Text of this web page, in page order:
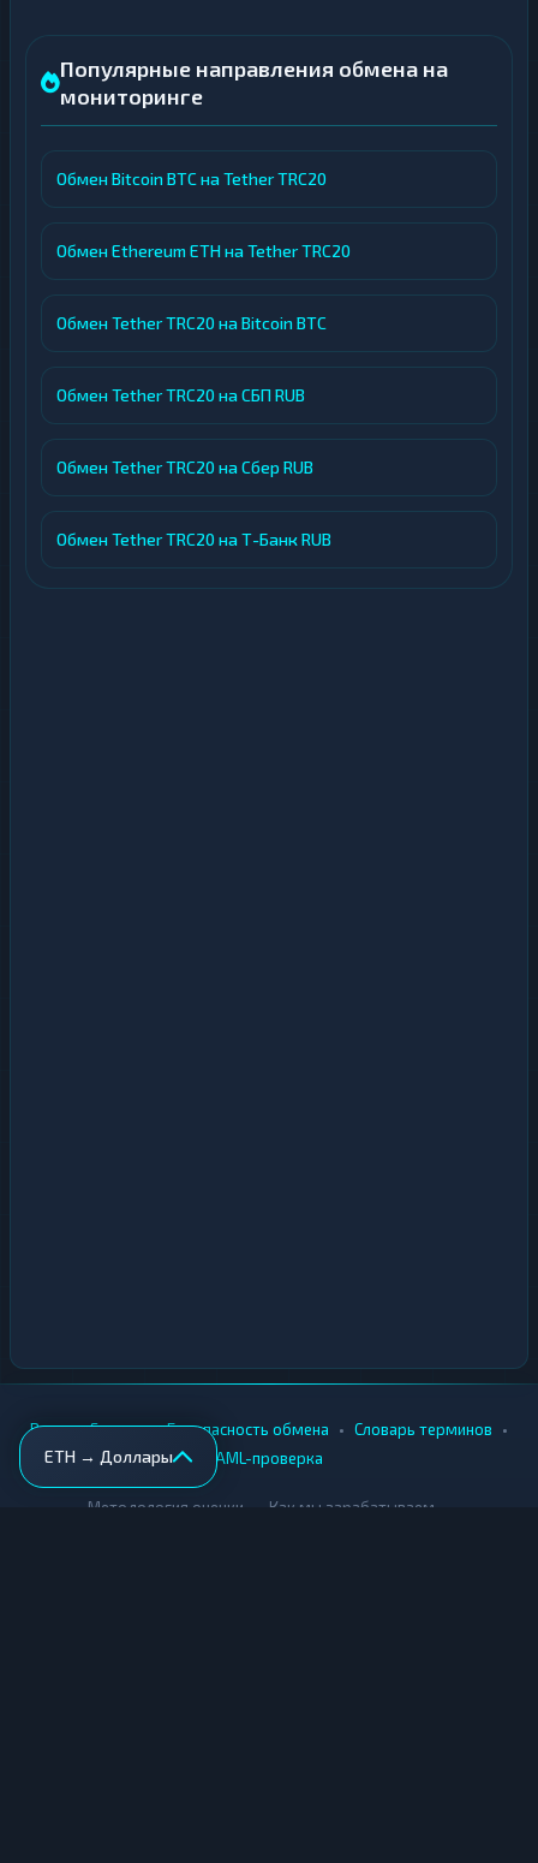
Популярные направления обмена на
мониторинге
Обмен Bitcoin BTC на Tether TRC20
Обмен Ethereum ETH на Tether TRC20
Обмен Tether TRC20 на Bitcoin BTC
Обмен Tether TRC20 на СБП RUB
Обмен Tether TRC20 на Сбер RUB
Обмен Tether TRC20 на Т-Банк RUB
ETH → Доллары
Вики • Города • Безопасность обмена • Словарь терминов •
AML-проверка
Методология оценки Как мы зарабатываем